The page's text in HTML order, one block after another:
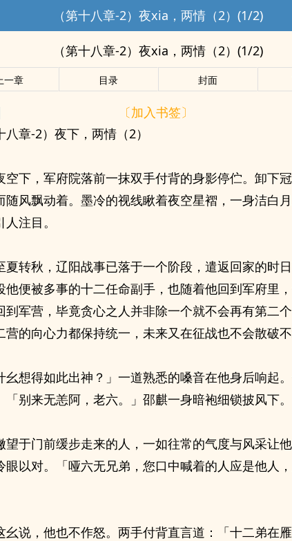
（第十八章-2）夜xia，两情（2）(1/2)
（第十八章-2）夜xia，两情（2）(1/2)
一章 目录 封面
〔加入书签〕
八章-2）夜下，两情（2）
空下，军府院落前一抹双手付背的身影停伫。卸下
随风飘动着。墨冷的视线瞅着夜空星褶，一身洁白
注目。
夏转秋，辽阳战事已落于一个阶段，遣返回家的时
他便被多事的十二任命副手，也随着他回到军府里
到军营，毕竟贪心之人并非除一个就不会再有第二
营的向心力都保持统一，未来又在征战也不会散破不
幺想得如此出神？」一道熟悉的嗓音在他身后响起
「别来无恙阿，老六。」邵麒一身暗袍细锁披风下。
望于门前缓步走来的人，一如往常的气度与风采让
眼以对。「哑六无兄弟，您口中喊着的人应是他人
幺说，他也不作怒。两手付背直言道：「十二弟在